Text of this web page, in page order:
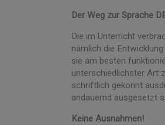
Der Weg zur Sprache
Die im Unterricht
nämlich die
sie am besten
unterschiedlichster Art
schriftlich gekonnt
andauernd ausgesetzt
Keine Ausnahmen!